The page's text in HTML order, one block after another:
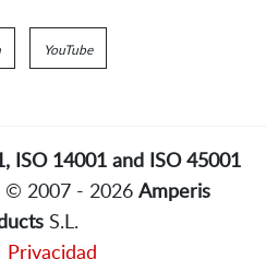
YouTube
ISO 14001 and ISO 45001
© 2007 - 2026 Amperis
S.L.
Privacidad